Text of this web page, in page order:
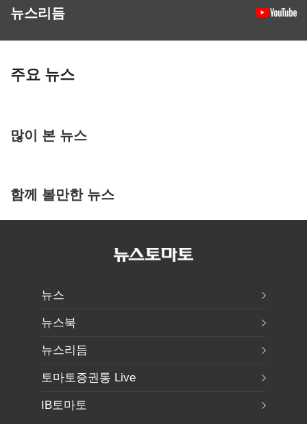
뉴스리듬
주요 뉴스
많이 본 뉴스
함께 볼만한 뉴스
뉴스
뉴스북
뉴스리듬
토마토증권통 Live
IB토마토